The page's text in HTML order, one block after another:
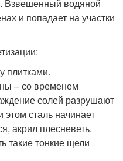
Взвешенный водяной
и попадает на участки
плитками.
– со временем
солей разрушают
сталь начинает
акрил плесневеть.
такие тонкие щели